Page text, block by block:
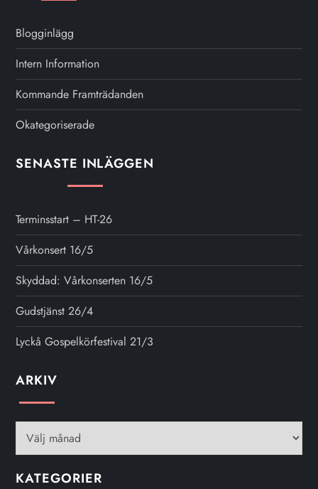
Blogginlägg
Intern Information
Kommande Framträdanden
Okategoriserade
SENASTE INLÄGGEN
Terminsstart – HT-26
Vårkonsert 16/5
Skyddad: Vårkonserten 16/5
Gudstjänst 26/4
Lyckå Gospelkörfestival 21/3
ARKIVArkiv
KATEGORIER